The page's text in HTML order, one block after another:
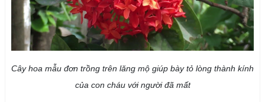
Cây hoa mẫu đơn trồng trên lăng mộ giúp bày tỏ lòng thành kính
của con cháu với người đã mất